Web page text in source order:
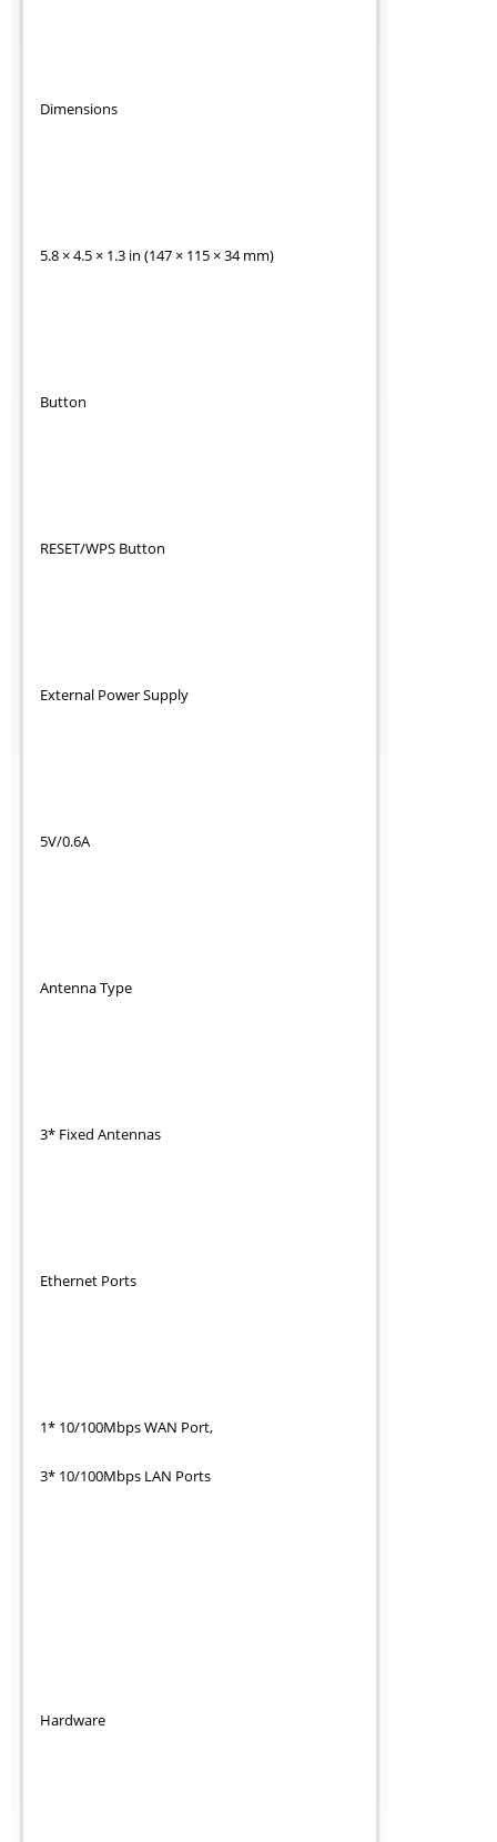
Dimensions
5.8 × 4.5 × 1.3 in (147 × 115 × 34 mm)
Button
RESET/WPS Button
External Power Supply
5V/0.6A
Antenna Type
3* Fixed Antennas
Ethernet Ports
1* 10/100Mbps WAN Port,
3* 10/100Mbps LAN Ports
Hardware